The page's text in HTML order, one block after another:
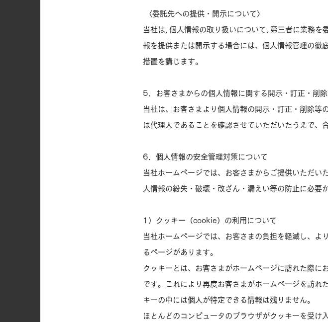
〈委託先への提供・開示について〉
当社は､個人情報の取り扱いについて､第三者に業務
報を提供または開示する場合には、個人情報管理の徹
措置を講じます。
5．お客さまからの個人情報に関する開示・訂正・削
当社は、お客さまより個人情報の開示・訂正・削除等
は代理人であることを確認させていただいたうえで、
6．個人情報の安全管理対策について
当社ホームページでは、お客さまからご提供いただい
人情報の紛失・破壊・改ざん・漏えい等の防止に必要
1）クッキー（cookie）の利用について
当社ホームページでは、お客さまの負担を軽減し、よ
るページがあります。
クッキーとは、お客さまがホームページに訪れた際に
です。これにより再度お客さまがホームページを訪れ
キーの中には個人が特定できる情報は残りません。
ほとんどのコンピュータのブラウザがクッキーを受け